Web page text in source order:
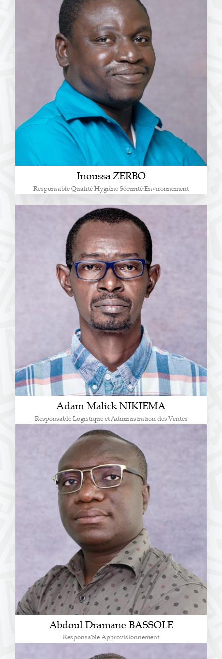
Inoussa ZERBO
Responsable Qualité Hygiène Sécurité Environnement
Adam Malick NIKIEMA
Responsable Logistique et Administration des Ventes
Abdoul Dramane BASSOLE
Responsable Approvisionnement